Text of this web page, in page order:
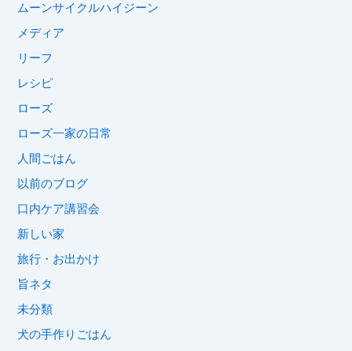
ムーンサイクルハイジーン
メディア
リーフ
レシピ
ローズ
ローズ一家の日常
人間ごはん
以前のブログ
口内ケア講習会
新しい家
旅行・お出かけ
旨ネタ
未分類
犬の手作りごはん